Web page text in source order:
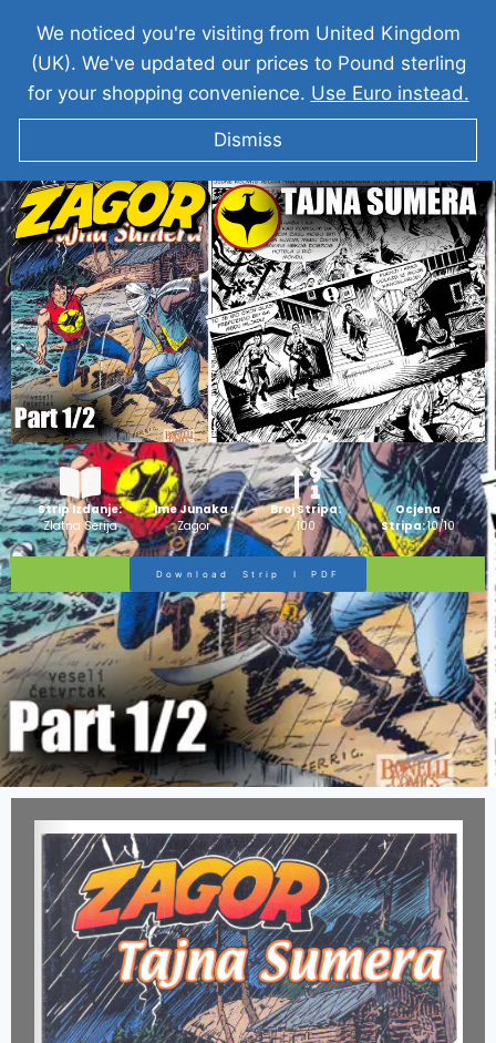
ZAGOR I Tajna Sumera
Strip Izdanje:
Zlatna Serija
Ime Junaka :
Zagor
Broj Stripa:
100
Ocjena
Stripa:10/10
Download Strip I PDF
We noticed you're visiting from United Kingdom
(UK). We've updated our prices to Pound sterling
for your shopping convenience. Use Euro instead.
Dismiss